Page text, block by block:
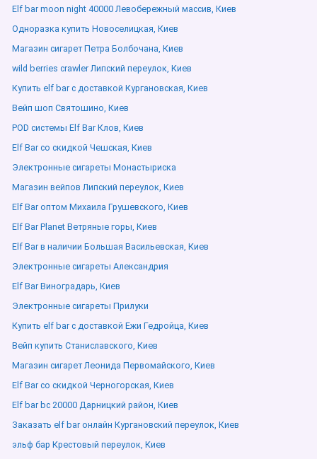
Elf bar moon night 40000 Левобережный массив, Киев
Одноразка купить Новоселицкая, Киев
Магазин сигарет Петра Болбочана, Киев
wild berries crawler Липский переулок, Киев
Купить elf bar с доставкой Кургановская, Киев
Вейп шоп Святошино, Киев
POD системы Elf Bar Клов, Киев
Elf Bar со скидкой Чешская, Киев
Электронные сигареты Монастыриска
Магазин вейпов Липский переулок, Киев
Elf Bar оптом Михаила Грушевского, Киев
Elf Bar Planet Ветряные горы, Киев
Elf Bar в наличии Большая Васильевская, Киев
Электронные сигареты Александрия
Elf Bar Виноградарь, Киев
Электронные сигареты Прилуки
Купить elf bar с доставкой Ежи Гедройца, Киев
Вейп купить Станиславского, Киев
Магазин сигарет Леонида Первомайского, Киев
Elf Bar со скидкой Черногорская, Киев
Elf bar bc 20000 Дарницкий район, Киев
Заказать elf bar онлайн Кургановский переулок, Киев
эльф бар Крестовый переулок, Киев